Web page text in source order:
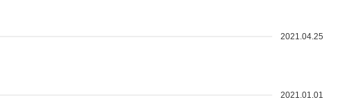
2021.04.25
2021.01.01